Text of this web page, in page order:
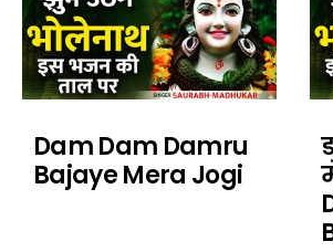
Dam Dam Damru
Bajaye Mera Jogi